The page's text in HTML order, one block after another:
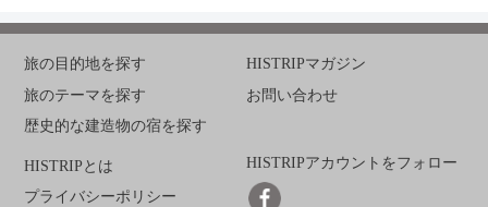
旅の目的地を探す
旅のテーマを探す
歴史的な建造物の宿を探す
HISTRIPマガジン
お問い合わせ
HISTRIPとは
プライバシーポリシー
HISTRIPアカウントをフォロー